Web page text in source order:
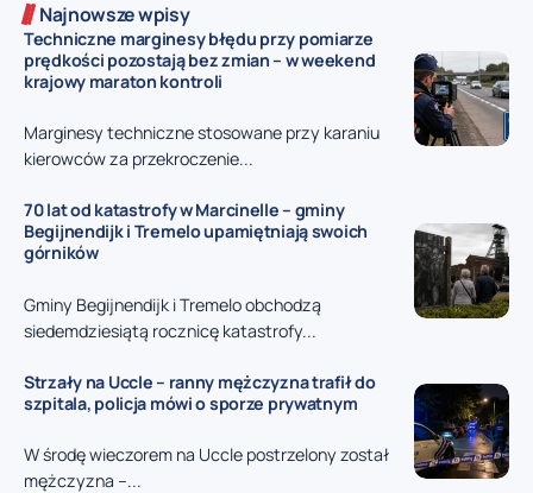
Najnowsze wpisy
Techniczne marginesy błędu przy pomiarze
prędkości pozostają bez zmian – w weekend
krajowy maraton kontroli
Marginesy techniczne stosowane przy karaniu
kierowców za przekroczenie...
70 lat od katastrofy w Marcinelle – gminy
Begijnendijk i Tremelo upamiętniają swoich
górników
Gminy Begijnendijk i Tremelo obchodzą
siedemdziesiątą rocznicę katastrofy...
Strzały na Uccle – ranny mężczyzna trafił do
szpitala, policja mówi o sporze prywatnym
W środę wieczorem na Uccle postrzelony został
mężczyzna –...